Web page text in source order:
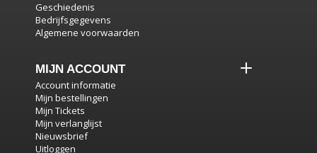
Geschiedenis
Bedrijfsgegevens
Algemene voorwaarden
MIJN ACCOUNT
Account informatie
Mijn bestellingen
Mijn Tickets
Mijn verlanglijst
Nieuwsbrief
Uitloggen